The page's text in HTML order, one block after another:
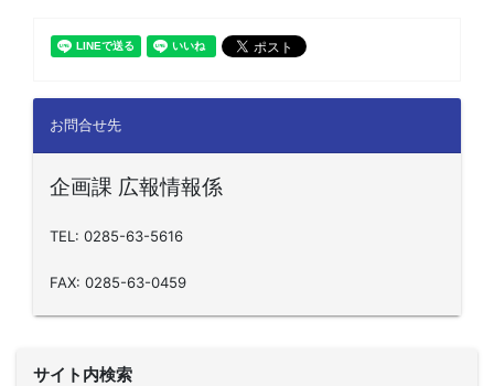
お問合せ先
企画課 広報情報係
TEL: 0285-63-5616
FAX: 0285-63-0459
サイト内検索